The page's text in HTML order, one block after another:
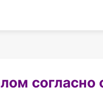
согласно